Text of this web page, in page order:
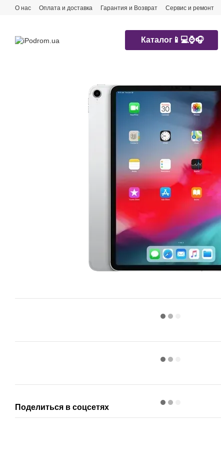
Перейти к основному контенту
О нас Оплата и доставка Гарантия и Возврат Сервис и ремонт
Каталог📱💻⌚️🎧
Поделиться в соцсетях